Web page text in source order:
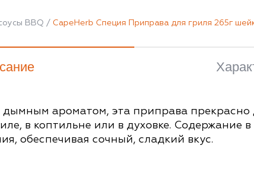
BBQ CapeHerb Специя Приправа для гриля 265г
ароматом, эта приправа прекрасно
в коптильне или в духовке. Содержание
обеспечивая сочный, сладкий вкус.